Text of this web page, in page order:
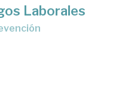
Laborales